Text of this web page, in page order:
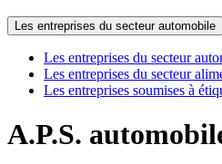
Les entreprises du secteur automobile
Les entreprises du secteur
Les entreprises du secteur
Les entreprises soumises à
A.P.S.